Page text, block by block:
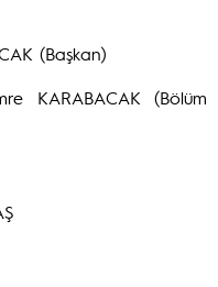
(Başkan)
KARABACAK (Bölüm